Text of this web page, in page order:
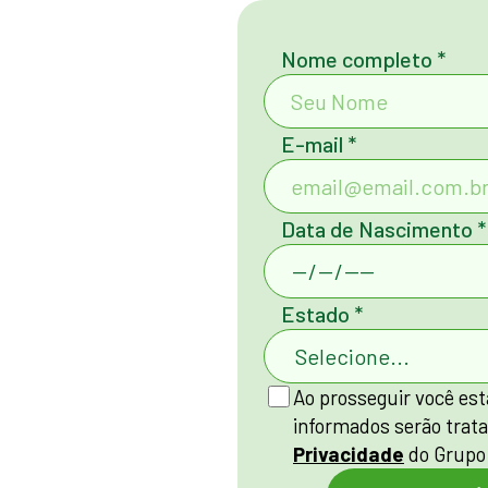
Nome completo *
E-mail *
Data de Nascimento *
Estado *
Ao prosseguir você
informados serão
Privacidade do